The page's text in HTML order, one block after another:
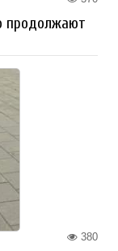
продолжают
380